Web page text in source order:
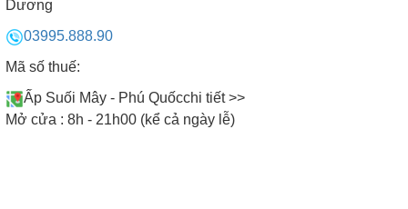
Dương
03995.888.90
Mã số thuế:
Ấp Suối Mây - Phú Quốcchi tiết >>
Mở cửa : 8h - 21h00 (kể cả ngày lễ)